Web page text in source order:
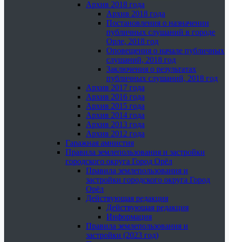
Архив 2018 года
Архив 2018 года
Постановления о назначении
публичных слушаний в городе
Орле, 2018 год
Оповещения о начале публичных
слушаний, 2018 год
Заключения о результатах
публичных слушаний, 2018 год
Архив 2017 года
Архив 2016 года
Архив 2015 года
Архив 2014 года
Архив 2013 года
Архив 2012 года
Гаражная амнистия
Правила землепользования и застройки
городского округа Город Орёл
Правила землепользования и
застройки городского округа Город
Орёл
Действующая редакция
Действующая редакция
Информация
Правила землепользования и
застройки (2023 год)